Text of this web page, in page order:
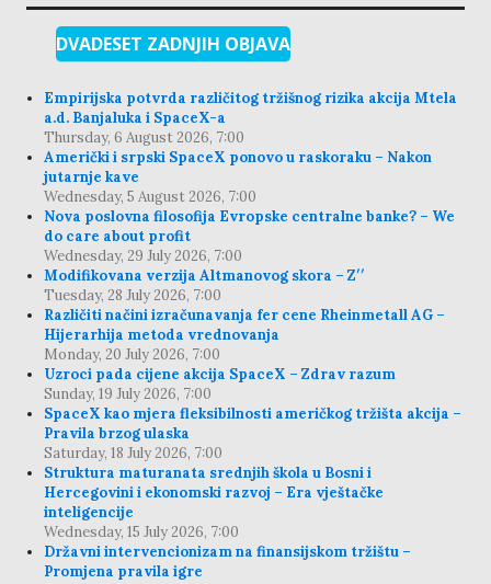
DVADESET ZADNJIH OBJAVA
Empirijska potvrda različitog tržišnog rizika akcija Mtela
a.d. Banjaluka i SpaceX-a
Thursday, 6 August 2026, 7:00
Američki i srpski SpaceX ponovo u raskoraku – Nakon
jutarnje kave
Wednesday, 5 August 2026, 7:00
Nova poslovna filosofija Evropske centralne banke? – We
do care about profit
Wednesday, 29 July 2026, 7:00
Modifikovana verzija Altmanovog skora – Z′′
Tuesday, 28 July 2026, 7:00
Različiti načini izračunavanja fer cene Rheinmetall AG –
Hijerarhija metoda vrednovanja
Monday, 20 July 2026, 7:00
Uzroci pada cijene akcija SpaceX – Zdrav razum
Sunday, 19 July 2026, 7:00
SpaceX kao mjera fleksibilnosti američkog tržišta akcija –
Pravila brzog ulaska
Saturday, 18 July 2026, 7:00
Struktura maturanata srednjih škola u Bosni i
Hercegovini i ekonomski razvoj – Era vještačke
inteligencije
Wednesday, 15 July 2026, 7:00
Državni intervencionizam na finansijskom tržištu –
Promjena pravila igre